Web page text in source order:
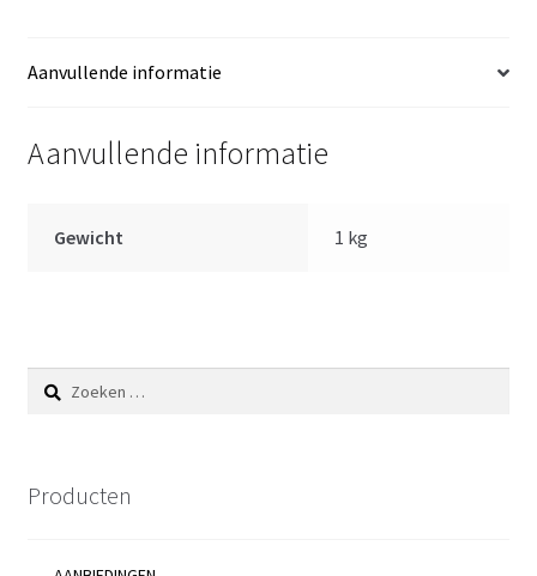
Aanvullende informatie
Aanvullende informatie
Gewicht 1 kg
Zoeken
naar:
Producten